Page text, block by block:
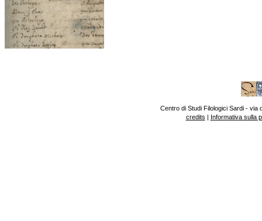
Centro di Studi Filologici Sardi - via
credits | Informativa sulla